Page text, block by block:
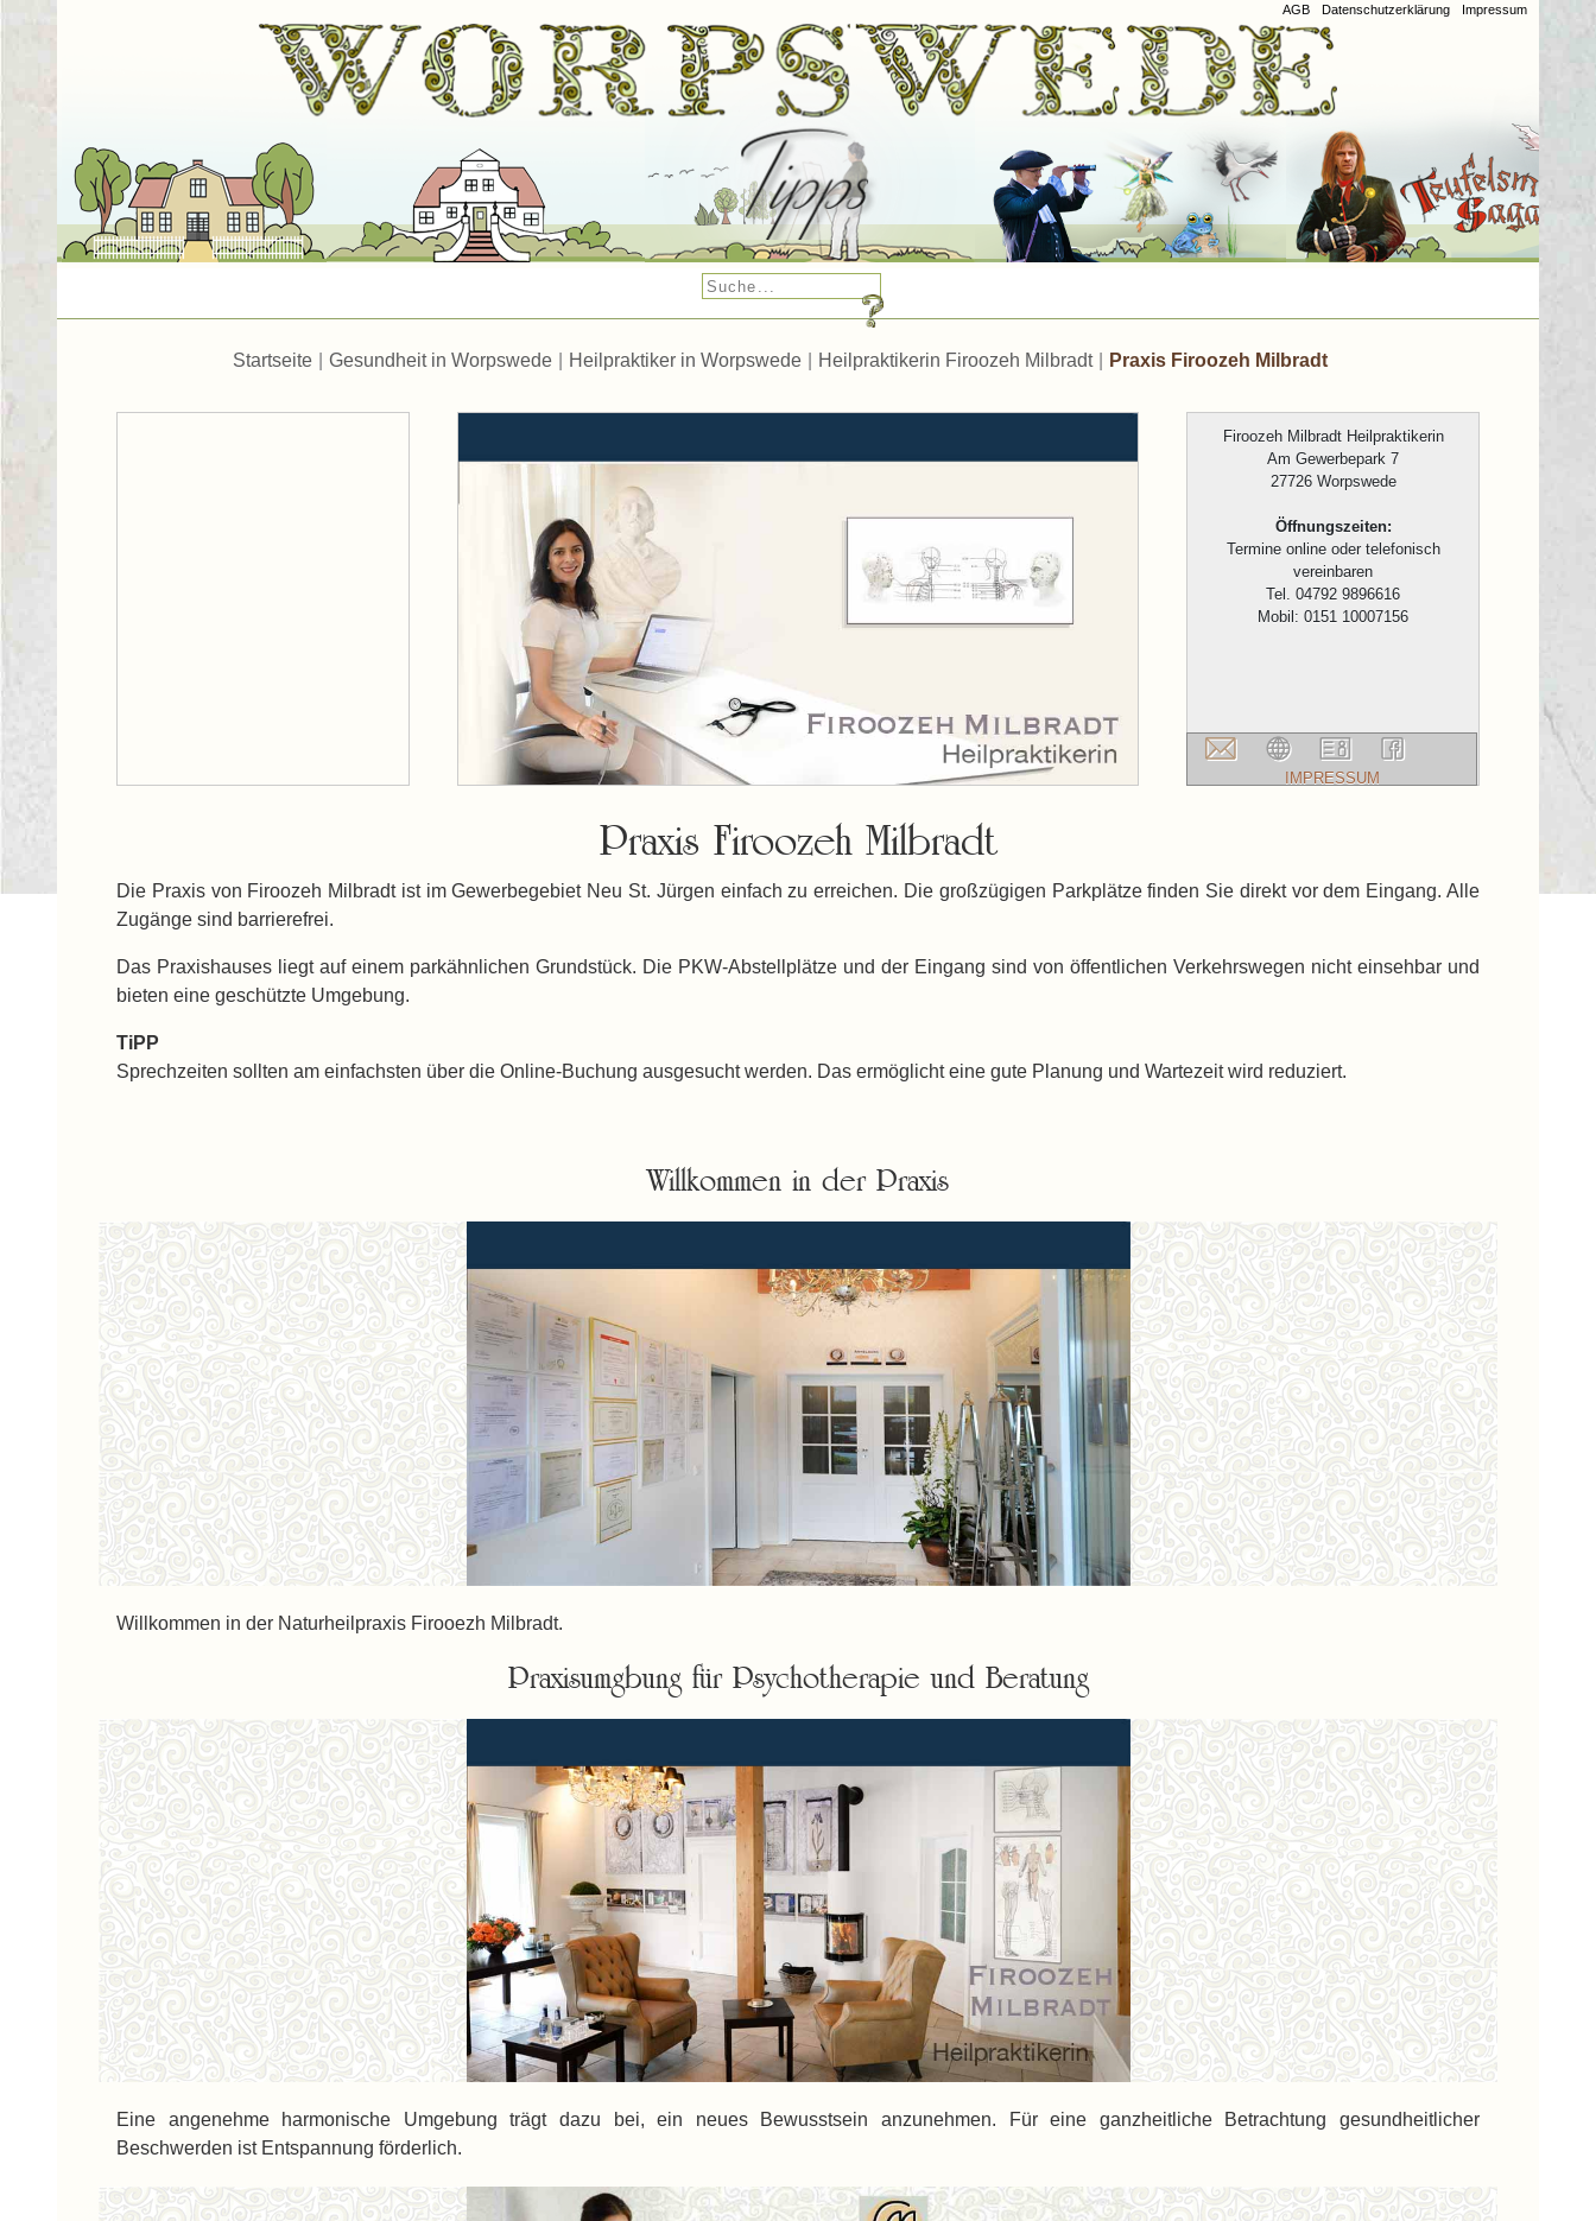
Impressum
Datenschutzerklärung
AGB
Startseite Gesundheit in Worpswede Heilpraktiker in Worpswede Heilpraktikerin Firoozeh Milbradt Praxis Firoozeh Milbradt
Firoozeh Milbradt Heilpraktikerin
Am Gewerbepark 7
27726 Worpswede
Öffnungszeiten:
Termine online oder telefonisch
vereinbaren
Tel. 04792 9896616
Mobil: 0151 10007156
IMPRESSUM
Praxis Firoozeh Milbradt
Die Praxis von Firoozeh Milbradt ist im Gewerbegebiet Neu St. Jürgen einfach zu erreichen. Die großzügigen Parkplätze finden Sie direkt vor dem Eingang. Alle
Zugänge sind barrierefrei.
Das Praxishauses liegt auf einem parkähnlichen Grundstück. Die PKW-Abstellplätze und der Eingang sind von öffentlichen Verkehrswegen nicht einsehbar und
bieten eine geschützte Umgebung.
TiPP
Sprechzeiten sollten am einfachsten über die Online-Buchung ausgesucht werden. Das ermöglicht eine gute Planung und Wartezeit wird reduziert.
Willkommen in der Praxis
Willkommen in der Naturheilpraxis Firooezh Milbradt.
Praxisumgbung für Psychotherapie und Beratung
Eine angenehme harmonische Umgebung trägt dazu bei, ein neues Bewusstsein anzunehmen. Für eine ganzheitliche Betrachtung gesundheitlicher
Beschwerden ist Entspannung förderlich.